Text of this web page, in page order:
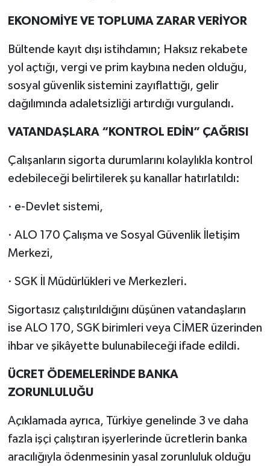
EKONOMİYE VE TOPLUMA ZARAR VERİYOR
Bültende kayıt dışı istihdamın; Haksız rekabete
yol açtığı, vergi ve prim kaybına neden olduğu,
sosyal güvenlik sistemini zayıflattığı, gelir
dağılımında adaletsizliği artırdığı vurgulandı.
VATANDAŞLARA “KONTROL EDİN” ÇAĞRISI
Çalışanların sigorta durumlarını kolaylıkla kontrol
edebileceği belirtilerek şu kanallar hatırlatıldı:
· e-Devlet sistemi,
· ALO 170 Çalışma ve Sosyal Güvenlik İletişim
Merkezi,
· SGK İl Müdürlükleri ve Merkezleri.
Sigortasız çalıştırıldığını düşünen vatandaşların
ise ALO 170, SGK birimleri veya CİMER üzerinden
ihbar ve şikâyette bulunabileceği ifade edildi.
ÜCRET ÖDEMELERİNDE BANKA
ZORUNLULUĞU
Açıklamada ayrıca, Türkiye genelinde 3 ve daha
fazla işçi çalıştıran işyerlerinde ücretlerin banka
aracılığıyla ödenmesinin yasal zorunluluk olduğu